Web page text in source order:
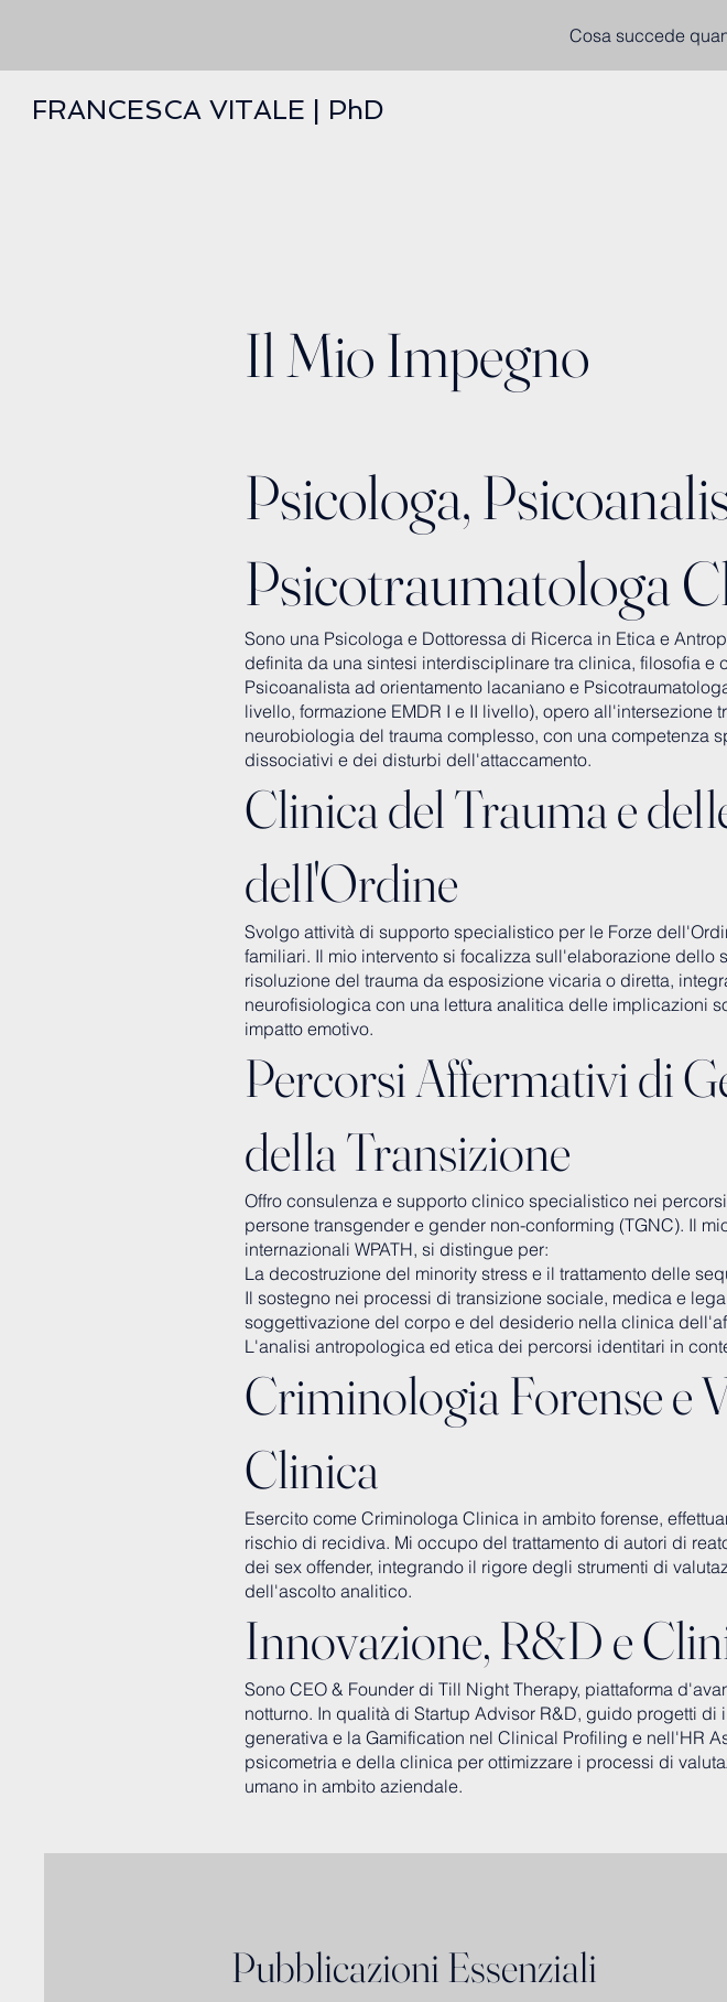
Cosa succede
FRANCESCA VITALE | PhD
Il Mio Impegno
Psicologa,
Psicotraumatologa
Sono una Psicologa e Dottoressa di Ricerca in Etica e
definita da una sintesi interdisciplinare tra clinica, filosofia e
Psicoanalista ad orientamento lacaniano e
livello, formazione EMDR I e II livello), opero all'intersezione
neurobiologia del trauma complesso, con una competenza
dissociativi e dei disturbi dell'attaccamento.
Clinica del Trauma e
dell'Ordine
Svolgo attività di supporto specialistico per le Forze
familiari. Il mio intervento si focalizza sull'elaborazione dello
risoluzione del trauma da esposizione vicaria o diretta,
neurofisiologica con una lettura analitica delle implicazioni
impatto emotivo.
Percorsi Affermativi di
della Transizione
Offro consulenza e supporto clinico specialistico nei
persone transgender e gender non-conforming (TGNC). Il
internazionali WPATH, si distingue per:
La decostruzione del minority stress e il trattamento delle
Il sostegno nei processi di transizione sociale, medica e
soggettivazione del corpo e del desiderio nella clinica
L'analisi antropologica ed etica dei percorsi identitari in
Criminologia Forense e
Clinica
Esercito come Criminologa Clinica in ambito forense,
rischio di recidiva. Mi occupo del trattamento di autori di
dei sex offender, integrando il rigore degli strumenti di
dell'ascolto analitico.
Innovazione, R&D e
Sono CEO & Founder di Till Night Therapy, piattaforma
notturno. In qualità di Startup Advisor R&D, guido progetti di
generativa e la Gamification nel Clinical Profiling e nell'HR
psicometria e della clinica per ottimizzare i processi di
umano in ambito aziendale.
Pubblicazioni Essenziali